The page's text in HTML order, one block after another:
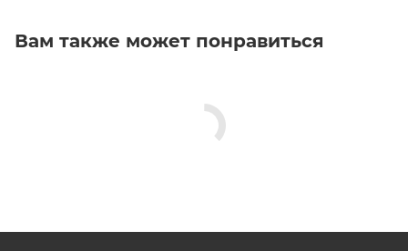
Вам также может понравиться